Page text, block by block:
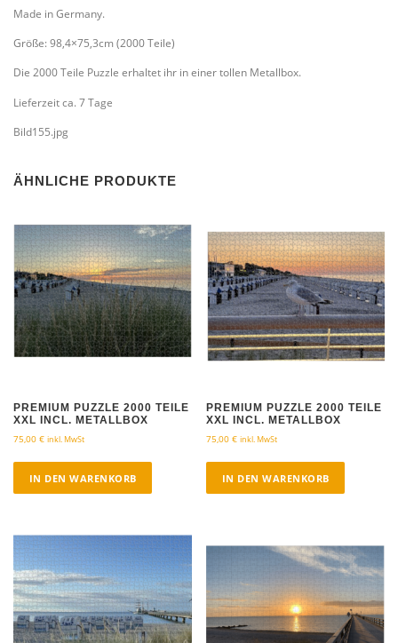
Made in Germany.
Größe: 98,4×75,3cm (2000 Teile)
Die 2000 Teile Puzzle erhaltet ihr in einer tollen Metallbox.
Lieferzeit ca. 7 Tage
Bild155.jpg
ÄHNLICHE PRODUKTE
PREMIUM PUZZLE 2000 TEILE
XXL INCL. METALLBOX
75,00 € inkl. MwSt
IN DEN WARENKORB
PREMIUM PUZZLE 2000 TEILE
XXL INCL. METALLBOX
75,00€ inkl. MwSt
IN DEN WARENKORB